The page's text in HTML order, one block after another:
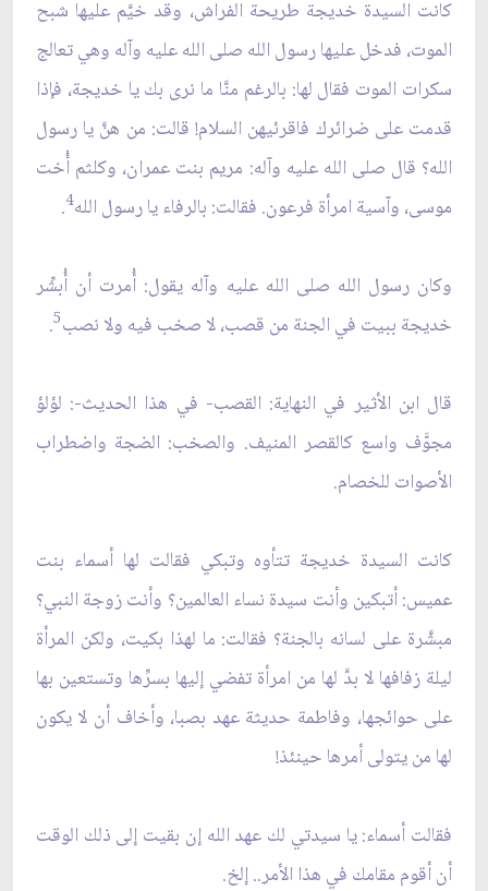
كانت السيدة خديجة طريحة الفراش، وقد خيَّم عليها شبح
الموت، فدخل عليها رسول الله صلى الله عليه وآله وهي تعالج
سكرات الموت فقال لها: بالرغم منَّا ما نرى بك يا خديجة، فإذا
قدمت على ضرائرك فاقرئيهن السلام! قالت: من هنَّ يا رسول
الله؟ قال صلى الله عليه وآله: مريم بنت عمران، وكلثم أُخت
موسى، وآسية امرأة فرعون. فقالت: بالرفاء يا رسول الله4
.
وكان رسول الله صلى الله عليه وآله يقول: أُمرت أن أُبشِّر
خديجة ببيت في الجنة من قصب، لا صخب فيه ولا نصب5
.
قال ابن الأثير في النهاية: القصب- في هذا الحديث-: لؤلؤ
مجوَّف واسع كالقصر المنيف. والصخب: الضجة واضطراب
الأصوات للخصام.
كانت السيدة خديجة تتأوه وتبكي فقالت لها أسماء بنت
عميس: أتبكين وأنت سيدة نساء العالمين؟ وأنت زوجة النبي؟
مبشَّرة على لسانه بالجنة؟ فقالت: ما لهذا بكيت، ولكن المرأة
ليلة زفافها لا بدَّ لها من امرأة تفضي إليها بسرِّها وتستعين بها
على حوائجها، وفاطمة حديثة عهد بصبا، وأخاف أن لا يكون
لها من يتولى أمرها حينئذ!
فقالت أسماء: يا سيدتي لك عهد الله إن بقيت إلى ذلك الوقت
أن أقوم مقامك في هذا الأمر.. إلخ.